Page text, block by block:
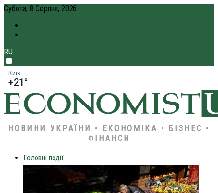
Субота, 8 Серпня, 2026
RU
Київ
+21°
НОВИНИ УКРАЇНИ • ЕКОНОМІКА • БІЗНЕС •
ФІНАНСИ
Головні події